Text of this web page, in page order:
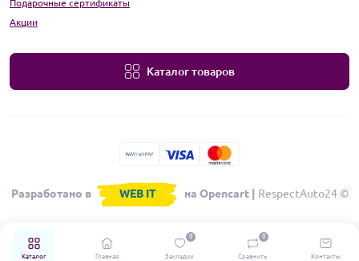
Каталог Главная Закладки
0
Сравнить
0
Контакты
Подарочные сертификаты
Акции
Каталог товаров
Разработано в WEB IT на Opencart | RespectAuto24 ©